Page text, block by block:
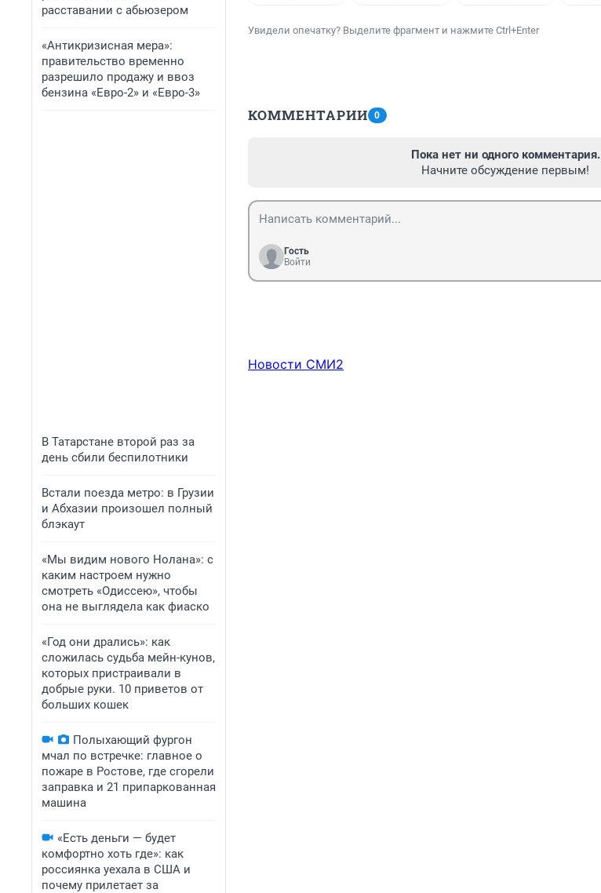
расставании с абьюзером
«Антикризисная мера»:
правительство временно
разрешило продажу и ввоз
бензина «Евро-2» и «Евро-3»
В Татарстане второй раз за
день сбили беспилотники
Встали поезда метро: в Грузии
и Абхазии произошел полный
блэкаут
«Мы видим нового Нолана»: с
каким настроем нужно
смотреть «Одиссею», чтобы
она не выглядела как фиаско
«Год они дрались»: как
сложилась судьба мейн-кунов,
которых пристраивали в
добрые руки. 10 приветов от
больших кошек
Полыхающий фургон
мчал по встречке: главное о
пожаре в Ростове, где сгорели
заправка и 21 припаркованная
машина
«Есть деньги — будет
комфортно хоть где»: как
россиянка уехала в США и
почему прилетает за
Увидели опечатку? Выделите фрагмент и нажмите Ctrl+Enter
КОММЕНТАРИИ 0
Пока нет ни одного комментария.
Начните обсуждение первым!
Гость
Войти
Новости СМИ2